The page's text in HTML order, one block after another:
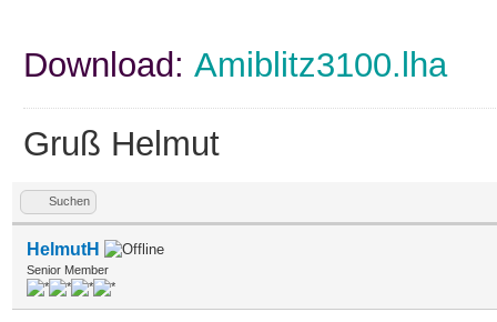
Download: Amiblitz3100.lha
Gruß Helmut
Suchen
HelmutH
Senior Member